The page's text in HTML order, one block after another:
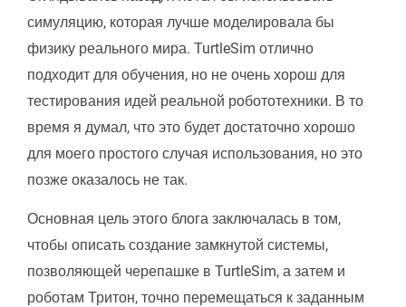
симуляцию, которая лучше моделировала бы
физику реального мира. TurtleSim отлично
подходит для обучения, но не очень хорош для
тестирования идей реальной робототехники. В то
время я думал, что это будет достаточно хорошо
для моего простого случая использования, но это
позже оказалось не так.
Основная цель этого блога заключалась в том,
чтобы описать создание замкнутой системы,
позволяющей черепашке в TurtleSim, а затем и
роботам Тритон, точно перемещаться к заданным